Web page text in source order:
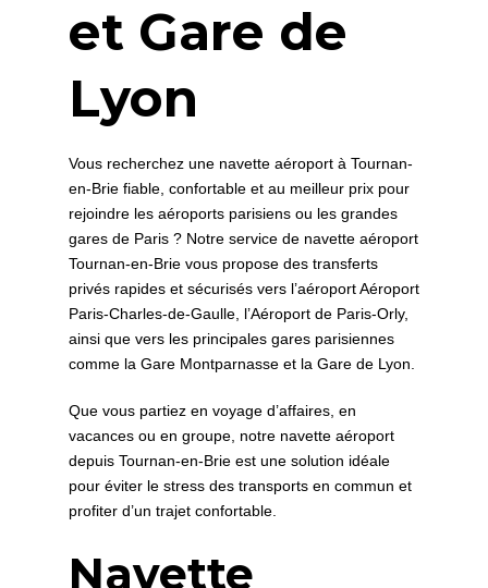
et Gare de
Lyon
Vous recherchez une navette aéroport à Tournan-
en-Brie fiable, confortable et au meilleur prix pour
rejoindre les aéroports parisiens ou les grandes
gares de Paris ? Notre service de navette aéroport
Tournan-en-Brie vous propose des transferts
privés rapides et sécurisés vers l’aéroport Aéroport
Paris‑Charles‑de‑Gaulle, l’Aéroport de Paris‑Orly,
ainsi que vers les principales gares parisiennes
comme la Gare Montparnasse et la Gare de Lyon.
Que vous partiez en voyage d’affaires, en
vacances ou en groupe, notre navette aéroport
depuis Tournan-en-Brie est une solution idéale
pour éviter le stress des transports en commun et
profiter d’un trajet confortable.
Navette